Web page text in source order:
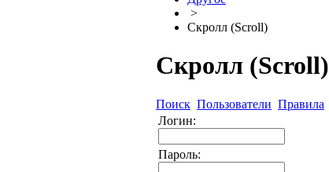
>
Скролл (Scroll)
Скролл (Scroll)
Поиск Пользователи Правила
Логин:
Пароль: